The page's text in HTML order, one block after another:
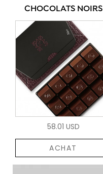
CHOCOLATS NOIRS
58.01 USD
ACHAT